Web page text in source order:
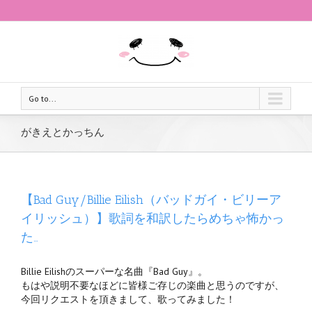
Go to...
がきえとかっちん
【Bad Guy/Billie Eilish（バッドガイ・ビリーア
イリッシュ）】歌詞を和訳したらめちゃ怖かっ
た…
Billie Eilishのスーパーな名曲『Bad Guy』。
もはや説明不要なほどに皆様ご存じの楽曲と思うのですが、
今回リクエストを頂きまして、歌ってみました！